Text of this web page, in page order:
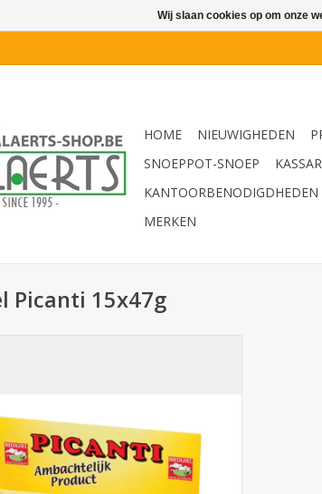
HOME NIEUWIGHEDEN
SNOEPPOT-SNOEP
KANTOORBENODIGDHEDEN
MERKEN
Picanti 15x47g
Wij slaan cookies op om onze